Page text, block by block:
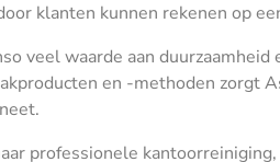
klanten kunnen rekenen op
veel waarde aan
en -methoden zorgt
professionele